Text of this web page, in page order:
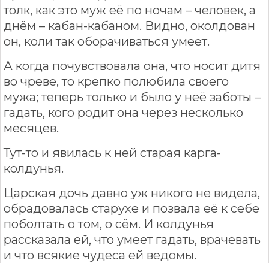
толк, как это муж её по ночам – человек, а
днём – кабан-кабаном. Видно, околдован
он, коли так оборачиваться умеет.
А когда почувствовала она, что носит дитя
во чреве, то крепко полюбила своего
мужа; теперь только и было у неё заботы –
гадать, кого родит она через несколько
месяцев.
Тут-то и явилась к ней старая карга-
колдунья.
Царская дочь давно уж никого не видела,
обрадовалась старухе и позвала её к себе
поболтать о том, о сём. И колдунья
рассказала ей, что умеет гадать, врачевать
и что всякие чудеса ей ведомы.